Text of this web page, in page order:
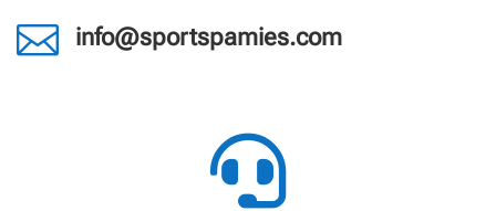
 info@sportspamies.com
